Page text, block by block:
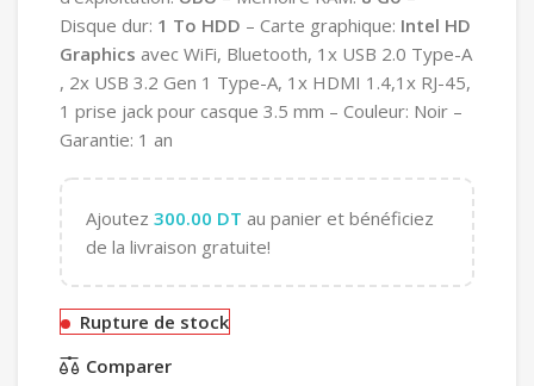
Disque dur: 1 To HDD – Carte graphique: Intel HD
Graphics avec WiFi, Bluetooth, 1x USB 2.0 Type-A
, 2x USB 3.2 Gen 1 Type-A, 1x HDMI 1.4,1x RJ-45,
1 prise jack pour casque 3.5 mm – Couleur: Noir –
Garantie: 1 an
Ajoutez 300.00 DT au panier et bénéficiez
de la livraison gratuite!
Rupture de stock
Comparer